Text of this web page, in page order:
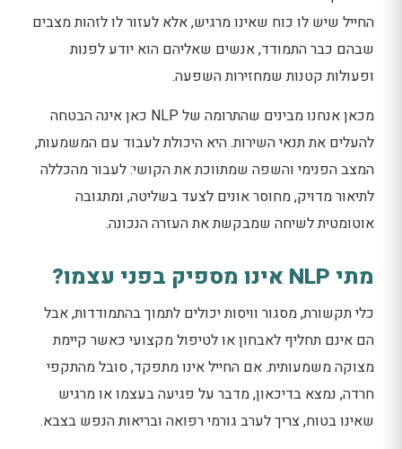
החייל שיש לו כוח שאינו מרגיש, אלא לעזור לו לזהות מצבים
שבהם כבר התמודד, אנשים שאליהם הוא יודע לפנות
ופעולות קטנות שמחזירות השפעה.
מכאן אנחנו מבינים שהתרומה של NLP כאן אינה הבטחה
להעלים את תנאי השירות. היא היכולת לעבוד עם המשמעות,
המצב הפנימי והשפה שמתווכת את הקושי: לעבור מהכללה
לתיאור מדויק, מחוסר אונים לצעד בשליטה, ומתגובה
אוטומטית לשיחה שמבקשת את העזרה הנכונה.
מתי NLP אינו מספיק בפני עצמו?
כלי תקשורת, מסגור וויסות יכולים לתמוך בהתמודדות, אבל
הם אינם תחליף לאבחון או לטיפול מקצועי כאשר קיימת
מצוקה משמעותית. אם החייל אינו מתפקד, סובל מהתקפי
חרדה, נמצא בדיכאון, מדבר על פגיעה בעצמו או מרגיש
שאינו בטוח, צריך לערב גורמי רפואה ובריאות הנפש בצבא.